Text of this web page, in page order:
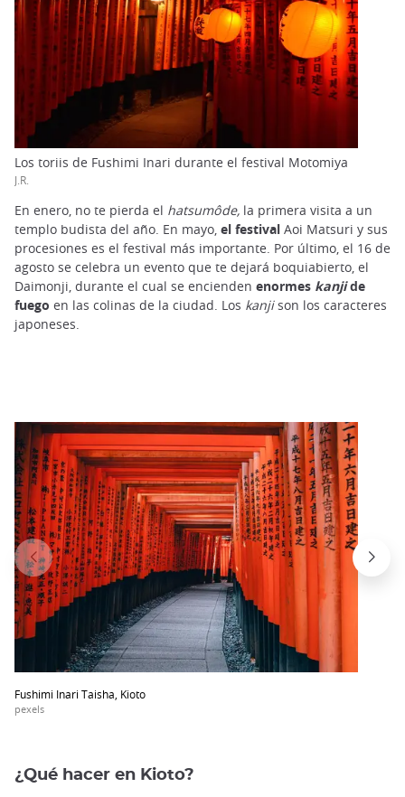
Los toriis de Fushimi Inari durante el festival Motomiya
J.R.
En enero, no te pierda el hatsumôde, la primera visita a un
templo budista del año. En mayo, el festival Aoi Matsuri y sus
procesiones es el festival más importante. Por último, el 16 de
agosto se celebra un evento que te dejará boquiabierto, el
Daimonji, durante el cual se encienden enormes kanjide
fuego en las colinas de la ciudad. Los kanjison los caracteres
japoneses.
Fushimi Inari Taisha, Kioto
pexels
¿Qué hacer en Kioto?